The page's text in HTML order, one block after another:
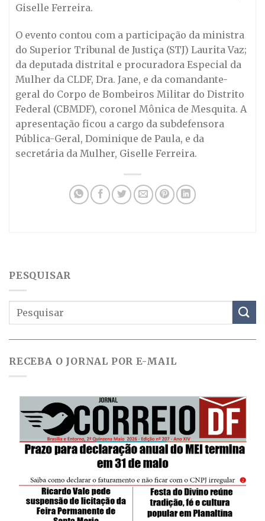
Giselle Ferreira.
O evento contou com a participação da ministra
do Superior Tribunal de Justiça (STJ) Laurita Vaz;
da deputada distrital e procuradora Especial da
Mulher da CLDF, Dra. Jane, e da comandante-
geral do Corpo de Bombeiros Militar do Distrito
Federal (CBMDF), coronel Mônica de Mesquita. A
apresentação ficou a cargo da subdefensora
Pública-Geral, Dominique de Paula, e da
secretária da Mulher, Giselle Ferreira.
PESQUISAR
RECEBA O JORNAL POR E-MAIL